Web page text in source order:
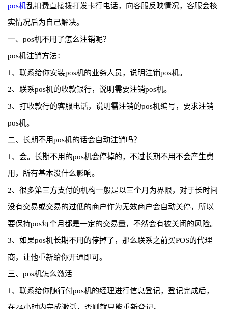
pos机乱扣费直接拨打发卡行电话，向客服反映情况，客服会核
实情况后为自己解决。
一、pos机不用了怎么注销呢？
pos机注销方法：
1、联系给你安装pos机的业务人员，说明注销pos机。
2、联系pos机的收款银行，说明需要注销pos机。
3、打收款行的客服电话，说明需注销的pos机编号，要求注销
pos机。
二、长期不用pos机的话会自动注销吗？
1、会。长期不用的pos机会停掉的，不过长期不用不会产生费
用，所有基本没什么影响。
2、很多第三方支付的机构一般是以三个月为界限，对于长时间
没有交易或交易的过低的商户作为无效商户会自动关停，所以
要保持pos每个月都是一定的交易量，不然会有被关闭的风险。
3、如果pos机长期不用的停掉了，那么联系之前买POS的代理
商，让他重新给你开通即可。
三、pos机怎么激活
1、联系给你随行付pos机的经理进行信息登记，登记完成后，